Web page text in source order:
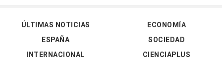
ÚLTIMAS NOTICIAS
ESPAÑA
INTERNACIONAL
ECONOMÍA
SOCIEDAD
CIENCIAPLUS